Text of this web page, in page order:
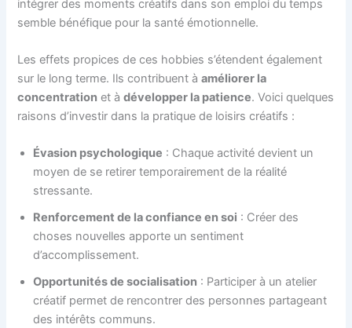
intégrer des moments créatifs dans son emploi du temps
semble bénéfique pour la santé émotionnelle.
Les effets propices de ces hobbies s’étendent également
sur le long terme. Ils contribuent àaméliorer la
concentration et àdévelopper la patience. Voici quelques
raisons d’investir dans la pratique de loisirs créatifs :
Évasion psychologique : Chaque activité devient un
moyen de se retirer temporairement de la réalité
stressante.
Renforcement de la confiance en soi : Créer des
choses nouvelles apporte un sentiment
d’accomplissement.
Opportunités de socialisation : Participer à un atelier
créatif permet de rencontrer des personnes partageant
des intérêts communs.